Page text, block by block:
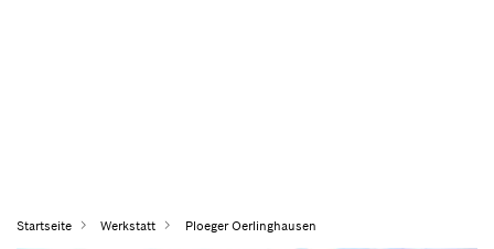
Startseite Werkstatt Ploeger Oerlinghausen